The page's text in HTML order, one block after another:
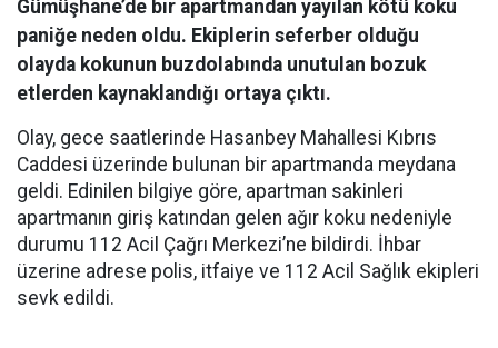
Gümüşhane’de bir apartmandan yayılan kötü koku
paniğe neden oldu. Ekiplerin seferber olduğu
olayda kokunun buzdolabında unutulan bozuk
etlerden kaynaklandığı ortaya çıktı.
Olay, gece saatlerinde Hasanbey Mahallesi Kıbrıs
Caddesi üzerinde bulunan bir apartmanda meydana
geldi. Edinilen bilgiye göre, apartman sakinleri
apartmanın giriş katından gelen ağır koku nedeniyle
durumu 112 Acil Çağrı Merkezi’ne bildirdi. İhbar
üzerine adrese polis, itfaiye ve 112 Acil Sağlık ekipleri
sevk edildi.